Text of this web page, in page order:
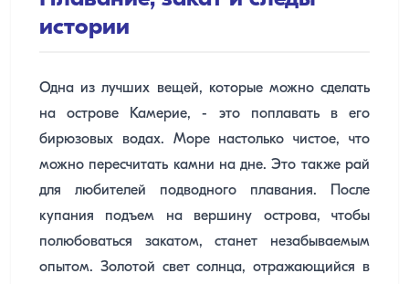
истории
Одна из лучших вещей, которые можно сделать
на острове Камерие, - это поплавать в его
бирюзовых водах. Море настолько чистое, что
можно пересчитать камни на дне. Это также рай
для любителей подводного плавания. После
купания подъем на вершину острова, чтобы
полюбоваться закатом, станет незабываемым
опытом. Золотой свет солнца, отражающийся в